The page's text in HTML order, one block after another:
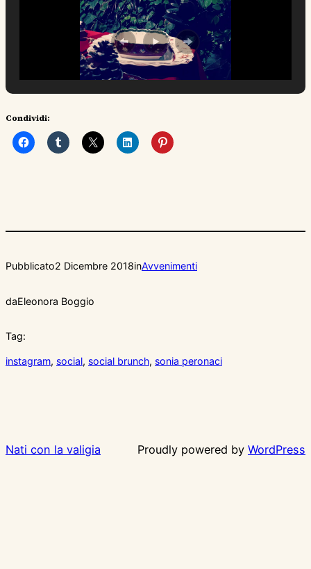
Condividi:
Pubblicato2 Dicembre 2018inAvvenimenti
daEleonora Boggio
Tag:
instagram, social, social brunch, sonia peronaci
Nati con la valigia Proudly powered by WordPress